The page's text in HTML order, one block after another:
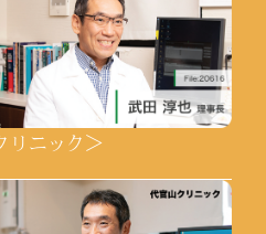
リニック＞